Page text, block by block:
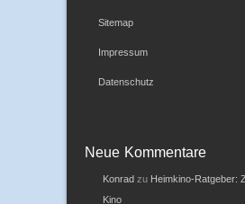
Sitemap
Impressum
Datenschutz
Neue Kommentare
Konrad zu Heimkino-Ratgeber:
Kino